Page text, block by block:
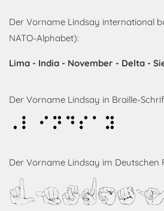
Der Vorname Lindsay international
NATO-Alphabet):
Lima - India - November - Delta -
Der Vorname Lindsay in Braille-
Lindsay
Der Vorname Lindsay im Deutschen